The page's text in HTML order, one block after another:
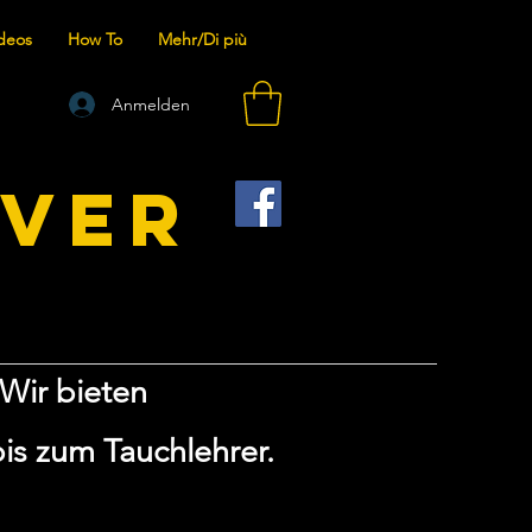
How To Mehr/Di più
Anmelden
bieten
zum Tauchlehrer.